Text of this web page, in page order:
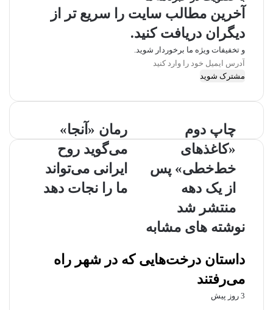
آخرین مطالب سایت را سریع تر از
دیگران دریافت کنید.
و تخفیفات ویژه ما برخوردار شوید.
د
س
م
ا
ا
د
ک
رمان «آنجا»
می‌گوید روح
ایرانی می‌تواند
ما را نجات دهد
چاپ دوم
«کاغذهای
خط‌خطی» پس
از یک دهه
منتشر شد
نوشته های مشابه
داستان درخت‌هایی که در شهر راه
می‌رفتند
3 روز پیش